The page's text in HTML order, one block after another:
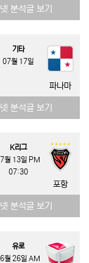
분석글 보기
기타
07월 17일
파나마
분석글 보기
K리그
월 13일 PM
07:30
포항
분석글 보기
유로
월 26일 AM